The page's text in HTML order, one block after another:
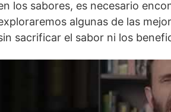
los sabores, es necesario
algunas de las
sacrificar el sabor ni los